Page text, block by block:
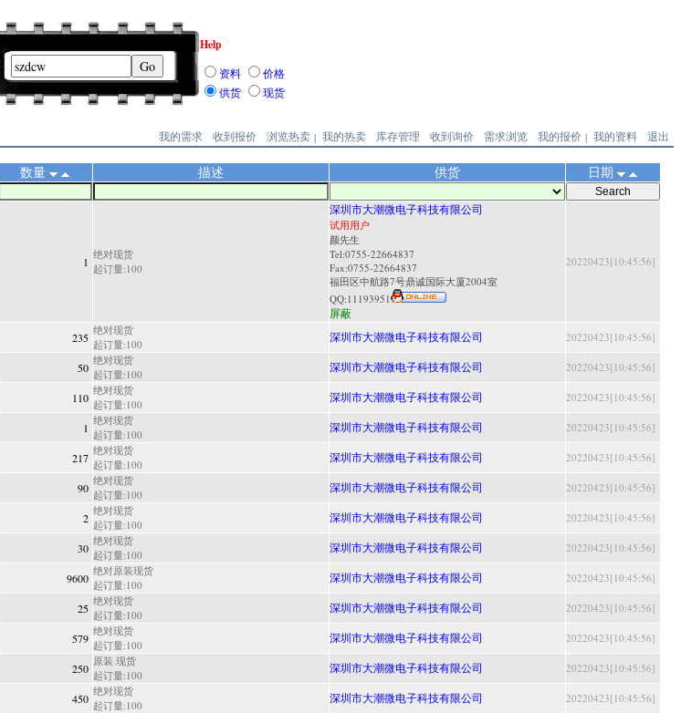
Help
资料
价格
供货
现货
我的需求 收到报价 浏览热卖 | 我的热卖 库存管理 收到询价 需求浏览 我的报价 | 我的资料 退出
数量 描述 供货 日期
1
绝对现货
起订量:100
深圳市大潮微电子科技有限公司
试用用户
颜先生
Tel:0755-22664837
Fax:0755-22664837
福田区中航路7号鼎诚国际大厦2004室
QQ: 11193951
屏蔽
20220423[10:45:56]
235
绝对现货
起订量:100
深圳市大潮微电子科技有限公司 20220423[10:45:56]
50
绝对现货
起订量:100
深圳市大潮微电子科技有限公司 20220423[10:45:56]
110
绝对现货
起订量:100
深圳市大潮微电子科技有限公司 20220423[10:45:56]
1
绝对现货
起订量:100
深圳市大潮微电子科技有限公司 20220423[10:45:56]
217
绝对现货
起订量:100
深圳市大潮微电子科技有限公司 20220423[10:45:56]
90
绝对现货
起订量:100
深圳市大潮微电子科技有限公司 20220423[10:45:56]
2
绝对现货
起订量:100
深圳市大潮微电子科技有限公司 20220423[10:45:56]
30
绝对现货
起订量:100
深圳市大潮微电子科技有限公司 20220423[10:45:56]
9600
绝对原装现货
起订量:100
深圳市大潮微电子科技有限公司 20220423[10:45:56]
25
绝对现货
起订量:100
深圳市大潮微电子科技有限公司 20220423[10:45:56]
579
绝对现货
起订量:100
深圳市大潮微电子科技有限公司 20220423[10:45:56]
250
原装 现货
起订量:100
深圳市大潮微电子科技有限公司 20220423[10:45:56]
450
绝对现货
起订量:100
深圳市大潮微电子科技有限公司 20220423[10:45:56]